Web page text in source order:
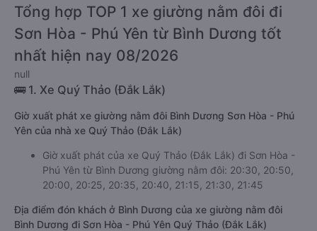
Tổng hợp TOP 1 xe giường nằm đôi đi
Sơn Hòa - Phú Yên từ Bình Dương tốt
nhất hiện nay 08/2026
null
🚌 1. Xe Quý Thảo (Đắk Lắk)
Giờ xuất phát xe giường nằm đôi Bình Dương Sơn Hòa - Phú
Yên của nhà xe Quý Thảo (Đắk Lắk)
Giờ xuất phát của xe Quý Thảo (Đắk Lắk) đi Sơn Hòa -
Phú Yên từ Bình Dương giường nằm đôi: 20:30, 20:50,
20:00, 20:25, 20:35, 20:40, 21:15, 21:30, 21:45
Địa điểm đón khách ở Bình Dương của xe giường nằm đôi
Bình Dương đi Sơn Hòa - Phú Yên Quý Thảo (Đắk Lắk)